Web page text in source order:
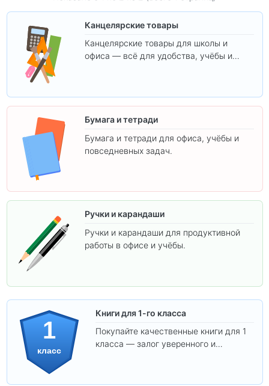
Канцелярские товары
Канцелярские товары для школы и
офиса — всё для удобства, учёбы и
Бумага и тетради
Бумага и тетради для офиса, учёбы и
повседневных задач.
Ручки и карандаши
Ручки и карандаши для продуктивной
работы в офисе и учёбы.
1
класс
Книги для 1-го класса
Покупайте качественные книги для 1
класса — залог уверенного и